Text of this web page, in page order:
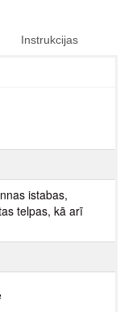
Instrukcijas
istabas,
telpas, kā arī